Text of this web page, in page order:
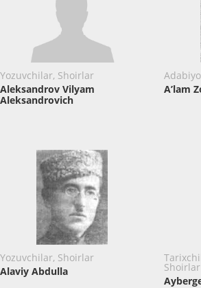
Yozuvchilar, Shoirlar
Aleksandrov Vilyam
Aleksandrovich
A’lam
Yozuvchilar, Shoirlar
Alaviy Abdulla
Shoirlar